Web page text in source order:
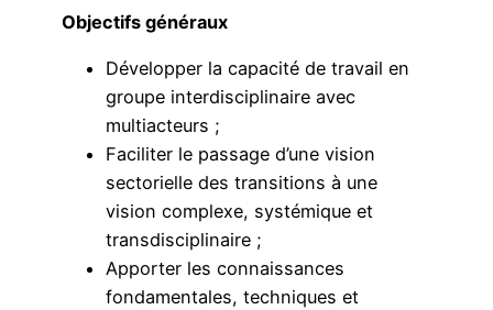
Objectifs généraux
Développer la capacité de travail en
groupe interdisciplinaire avec
multiacteurs ;
Faciliter le passage d’une vision
sectorielle des transitions à une
vision complexe, systémique et
transdisciplinaire ;
Apporter les connaissances
fondamentales, techniques et